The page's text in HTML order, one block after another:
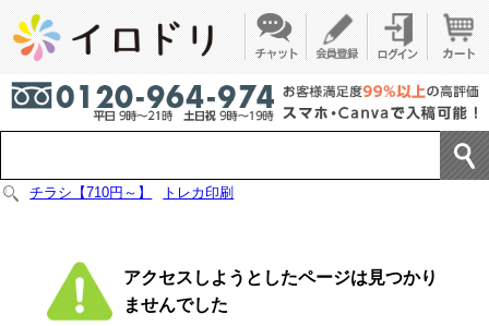
チラシ【710円～】 トレカ印刷
アクセスしようとしたページは見つかり
ませんでした